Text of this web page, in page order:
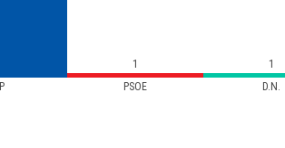
PSOE D.N.
1 1